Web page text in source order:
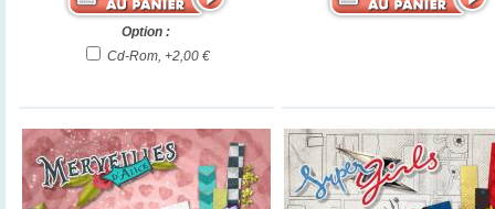
Option :
Cd-Rom, +2,00 €